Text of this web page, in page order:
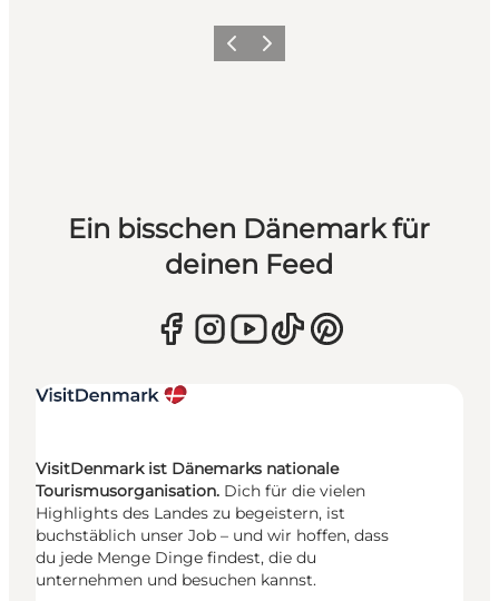
ZurückWeiter
Ein bisschen Dänemark für
deinen Feed
VisitDenmark ist Dänemarks nationale
Tourismusorganisation. Dich für die vielen
Highlights des Landes zu begeistern, ist
buchstäblich unser Job – und wir hoffen, dass
du jede Menge Dinge findest, die du
unternehmen und besuchen kannst.